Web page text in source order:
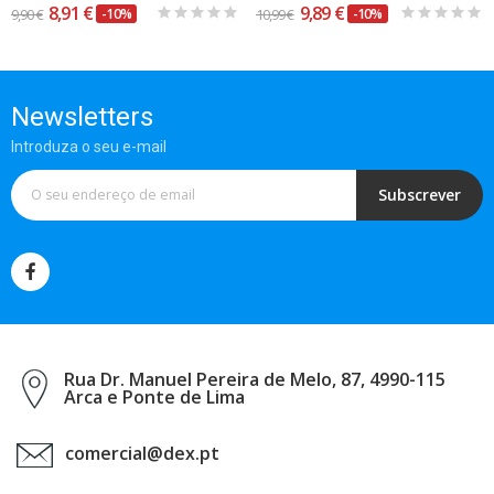
9,90 € 8,91 € -10% 10,99 € 9,89 € -10%
Newsletters
Introduza o seu e-mail
Subscrever
Rua Dr. Manuel Pereira de Melo, 87, 4990-115
Arca e Ponte de Lima
comercial@dex.pt